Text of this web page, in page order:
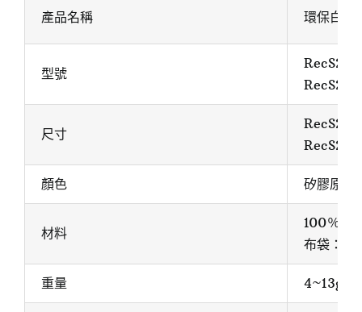
產品名稱 環保白金
型號
尺寸
顏色 矽膠原色
材料
100％環
布袋：棉
重量 4~13g